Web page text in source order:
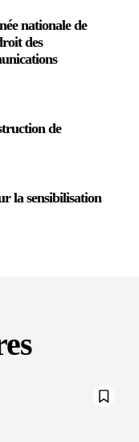
nationale de
des
de
la sensibilisation